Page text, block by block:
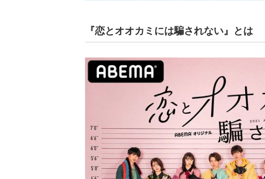
『恋とオオカミには騙されない』とは